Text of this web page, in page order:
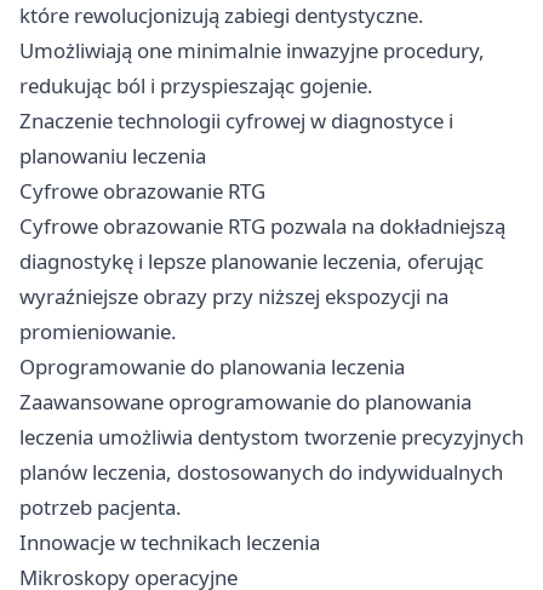
które rewolucjonizują zabiegi dentystyczne.
Umożliwiają one minimalnie inwazyjne procedury,
redukując ból i przyspieszając gojenie.
Znaczenie technologii cyfrowej w diagnostyce i
planowaniu leczenia
Cyfrowe obrazowanie RTG
Cyfrowe obrazowanie RTG pozwala na dokładniejszą
diagnostykę i lepsze planowanie leczenia, oferując
wyraźniejsze obrazy przy niższej ekspozycji na
promieniowanie.
Oprogramowanie do planowania leczenia
Zaawansowane oprogramowanie do planowania
leczenia umożliwia dentystom tworzenie precyzyjnych
planów leczenia, dostosowanych do indywidualnych
potrzeb pacjenta.
Innowacje w technikach leczenia
Mikroskopy operacyjne